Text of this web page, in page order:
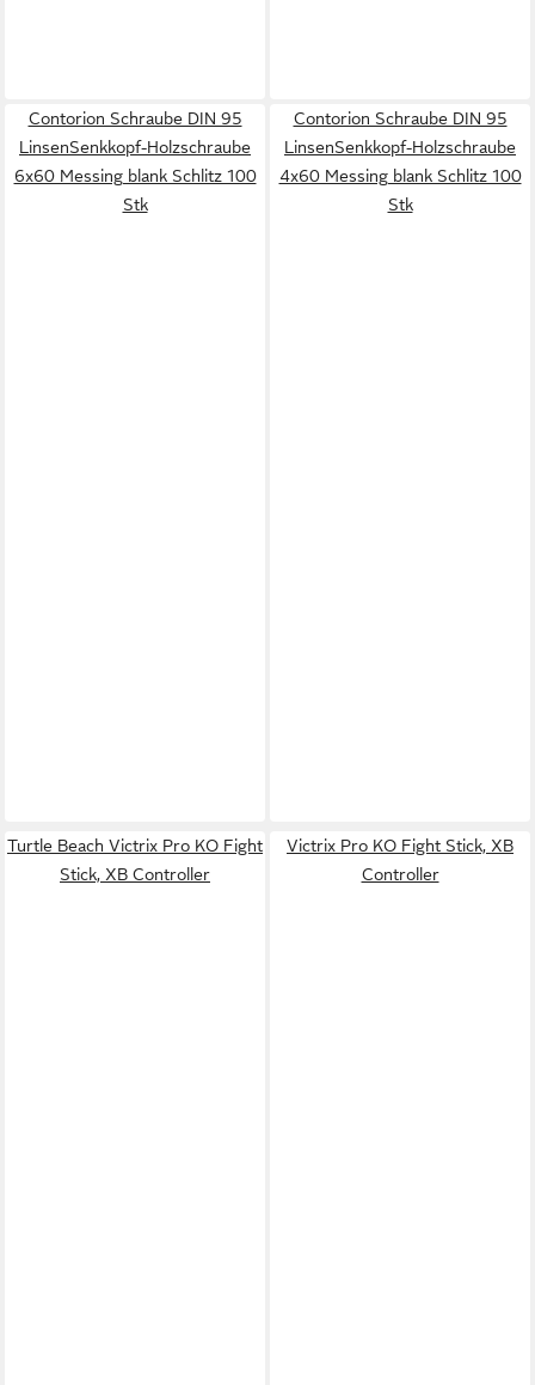
Contorion Schraube DIN 95
LinsenSenkkopf-Holzschraube
6x60 Messing blank Schlitz 100
Stk
Contorion Schraube DIN 95
LinsenSenkkopf-Holzschraube
4x60 Messing blank Schlitz 100
Stk
Turtle Beach Victrix Pro KO Fight
Stick, XB Controller
Victrix Pro KO Fight Stick, XB
Controller